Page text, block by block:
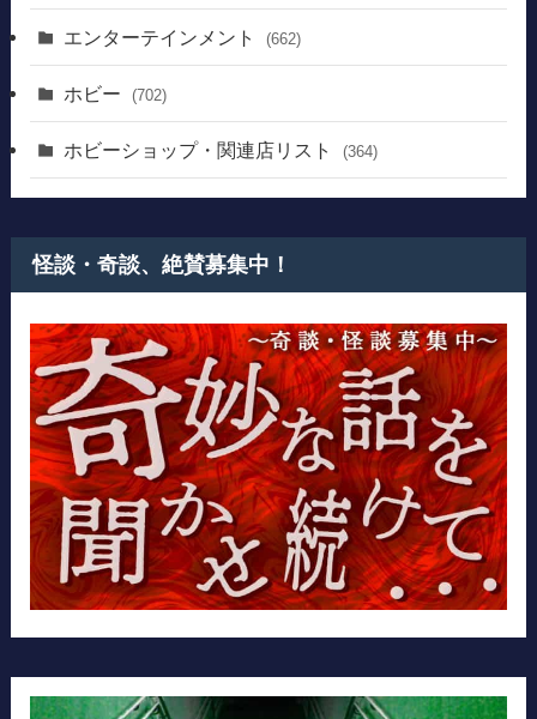
エンターテインメント (662)
ホビー (702)
ホビーショップ・関連店リスト (364)
怪談・奇談、絶賛募集中！